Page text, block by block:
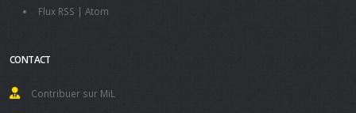
Flux RSS | Atom
CONTACT
Contribuer sur MiL